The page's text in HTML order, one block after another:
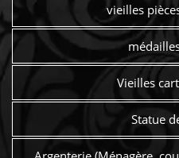
vieilles
Vieilles
Statue